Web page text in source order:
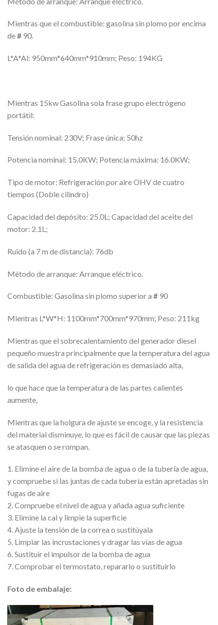
Mientras que el combustible: gasolina sin plomo por encima
de# 90.
L*A*Al: 950mm*640mm*910mm; Peso: 194KG
Mientras 15kw Gasolina sola frase grupo electrógeno
portátil:
Tensión nominal: 230V; Frase única; 50hz
Potencia nominal: 15.0KW; Potencia máxima: 16.0KW;
Tipo de motor: Refrigeración por aire OHV de cuatro
tiempos (Doble cilindro)
Capacidad del depósito: 25.0L; Capacidad del aceite del
motor: 2.1L;
Ruido (a 7 m de distancia): 76db
Método de arranque: Arranque eléctrico.
Combustible: Gasolina sin plomo superior a # 90
Mientras L*W*H: 1100mm*700mm*970mm; Peso: 211kg
Mientras que el sobrecalentamiento del generador diesel
pequeño muestra principalmente que la temperatura del agua
de salida del agua de refrigeración es demasiado alta,
lo que hace que la temperatura de las partes calientes
aumente,
Mientras que la holgura de ajuste se encoge, y la resistencia
del material disminuye, lo que es fácil de causar que las piezas
se atasquen o se rompan.
1. Elimine el aire de la bomba de agua o de la tubería de agua,
y compruebe si las juntas de cada tubería están apretadas sin
fugas de aire
2. Compruebe el nivel de agua y añada agua suficiente
3. Elimine la cal y limpie la superficie
4. Ajuste la tensión de la correa o sustitúyala
5. Limpiar las incrustaciones y dragar las vías de agua
6. Sustituir el impulsor de la bomba de agua
7. Comprobar el termostato, repararlo o sustituirlo
Foto de embalaje: